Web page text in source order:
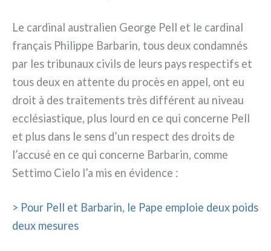
Le car­di­nal austra­lien George Pell et le car­di­nal
fra­nçais Philippe Barbarin, tous deux con­dam­nés
par les tri­bu­naux civils de leurs pays respec­tifs et
tous deux en atten­te du pro­cès en appel, ont eu
droit à des trai­te­men­ts très dif­fé­rent au niveau
ecclé­sia­sti­que, plus lourd en ce qui con­cer­ne Pell
et plus dans le sens d’un respect des droi­ts de
l’accusé en ce qui con­cer­ne Barbarin, com­me
Settimo Cielo l’a mis en évi­den­ce :
> Pour Pell et Barbarin, le Pape emplo­ie deux poids
deux mesu­res